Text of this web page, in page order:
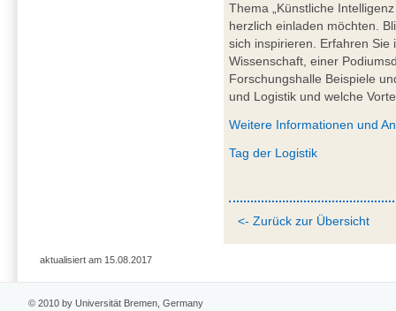
Thema „Künstliche
herzlich einladen möchten.
sich inspirieren. Erfahren
Wissenschaft, einer
Forschungshalle Beispiele
und Logistik und welche
Weitere Informationen und
Tag der Logistik
<- Zurück zur Übersicht
aktualisiert am 15.08.2017
© 2010 by Universität Bremen, Germany